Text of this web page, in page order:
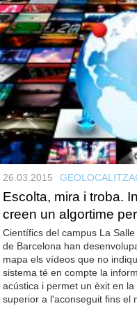
26.03.2015
Escolta, mira i troba.
creen un algortime
Científics del campus La
de Barcelona han
mapa els vídeos que no
sistema té en compte la
acústica i permet un èxit en
superior a l'aconseguit fins el